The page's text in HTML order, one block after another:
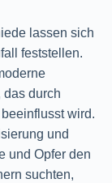
lassen sich
feststellen.
durch
wird.
und
und Opfer den
suchten,